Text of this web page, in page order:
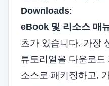
Downloads:
eBook 및 리소스 매
츠가 있습니다. 가장
튜토리얼을 다운로드
소스로 패키징하고,